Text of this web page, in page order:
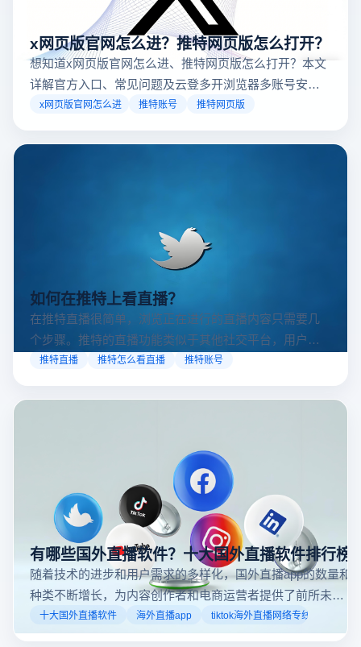
x网页版官网怎么进？推特网页版怎么打开？
想知道x网页版官网怎么进、推特网页版怎么打开？本文
详解官方入口、常见问题及云登多开浏览器多账号安全
访问方案，助你稳定登录高效运营。
x网页版官网怎么进 推特账号 推特网页版
如何在推特上看直播？
在推特直播很简单，浏览正在进行的直播内容只需要几
个步骤。推特的直播功能类似于其他社交平台，用户可
以通过关注自己喜欢的账号、浏览话题标签或查看实时
可以随时随地参与实时互动，无论是关注新闻事件、休
推特直播 推特怎么看直播 推特账号
有哪些国外直播软件？十大国外直播软件排行榜
随着技术的进步和用户需求的多样化，国外直播app的数量和
种类不断增长，为内容创作者和电商运营者提供了前所未有
的机遇。如果你是一个跨境电商从业者，想要了解2025年十
大国外直播软件排行榜，那么你来对地方了！接下来跟着云
十大国外直播软件 海外直播app tiktok海外直播网络专线